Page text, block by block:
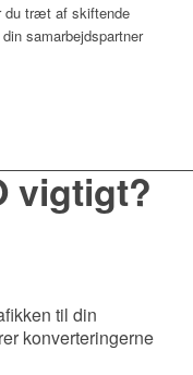
du træt af skiftende
samarbejdspartner
vigtigt?
til din
konverteringerne